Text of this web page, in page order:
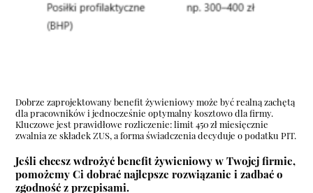
Dobrze zaprojektowany benefit żywieniowy może być realną zachętą
dla pracowników i jednocześnie optymalny kosztowo dla firmy.
Kluczowe jest prawidłowe rozliczenie: limit 450 zł miesięcznie
zwalnia ze składek ZUS, a forma świadczenia decyduje o podatku PIT.
Jeśli chcesz wdrożyć benefit żywieniowy w Twojej firmie,
pomożemy Ci dobrać najlepsze rozwiązanie i zadbać o
zgodność z przepisami.